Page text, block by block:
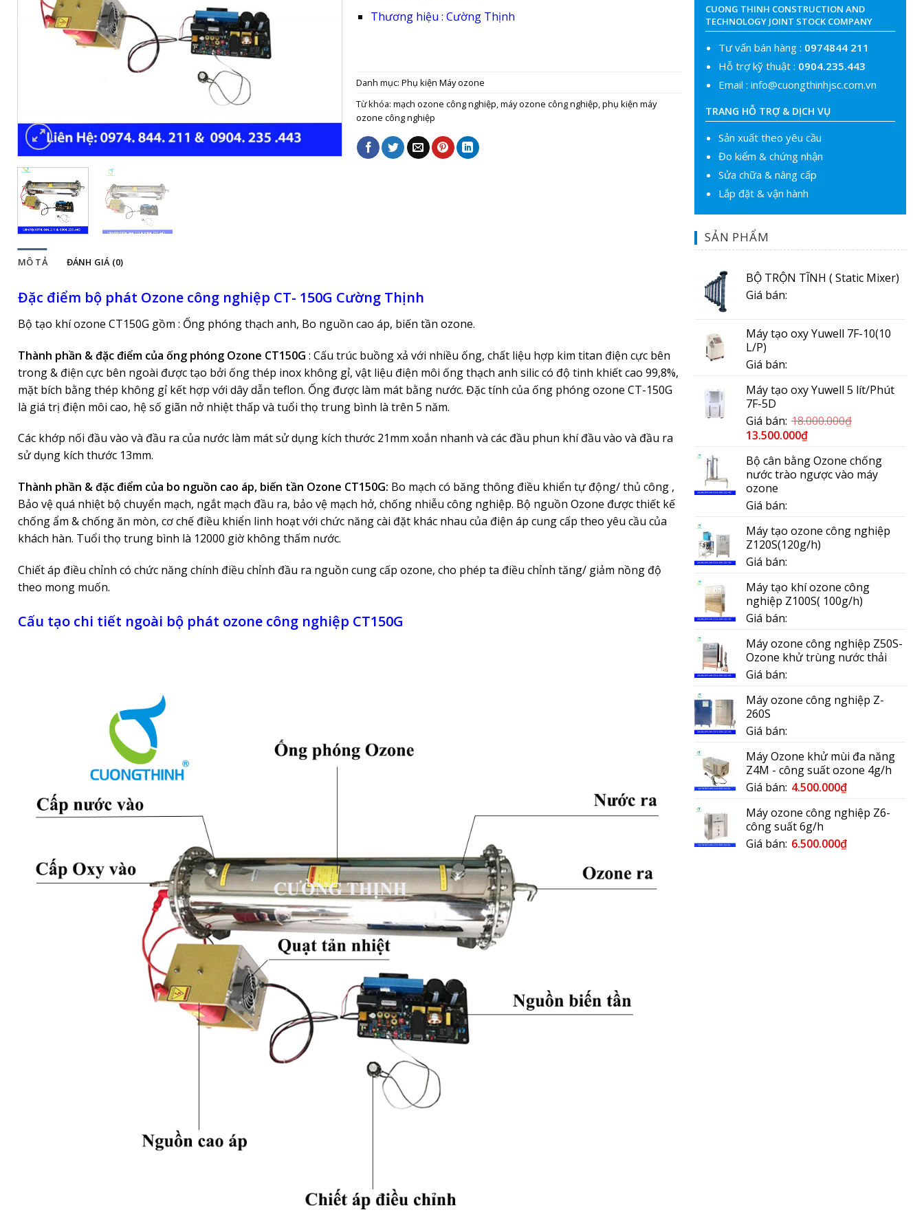
Thương hiệu : Cường Thịnh
Danh mục: Phụ kiện Máy ozone
Từ khóa: mạch ozone công nghiệp,máy ozone công nghiệp,phụ kiện máy
ozone công nghiệp
MÔ TẢ ĐÁNH GIÁ (0)
Đặc điểm bộ phát Ozone công nghiệp CT- 150G Cường Thịnh
Bộ tạo khí ozone CT150G gồm : Ống phóng thạch anh, Bo nguồn cao áp, biến tần ozone.
Thành phần & đặc điểm của ống phóng Ozone CT150G : Cấu trúc buồng xả với nhiều ống, chất liệu hợp kim titan điện cực bên
trong & điện cực bên ngoài được tạo bởi ống thép inox không gỉ, vật liệu điện môi ống thạch anh silic có độ tinh khiết cao 99,8%,
mặt bích bằng thép không gỉ kết hợp với dây dẫn teflon. Ống được làm mát bằng nước. Đặc tính của ống phóng ozone CT-150G
là giá trị điện môi cao, hệ số giãn nở nhiệt thấp và tuổi thọ trung bình là trên 5 năm.
Các khớp nối đầu vào và đầu ra của nước làm mát sử dụng kích thước 21mm xoắn nhanh và các đầu phun khí đầu vào và đầu ra
sử dụng kích thước 13mm.
Thành phần & đặc điểm của bo nguồn cao áp, biến tần Ozone CT150G: Bo mạch có băng thông điều khiển tự động/ thủ công ,
Bảo vệ quá nhiệt bộ chuyển mạch, ngắt mạch đầu ra, bảo vệ mạch hở, chống nhiễu công nghiệp. Bộ nguồn Ozone được thiết kế
chống ẩm & chống ăn mòn, cơ chế điều khiển linh hoạt với chức năng cài đặt khác nhau của điện áp cung cấp theo yêu cầu của
khách hàn. Tuổi thọ trung bình là 12000 giờ không thấm nước.
Chiết áp điều chỉnh có chức năng chính điều chỉnh đầu ra nguồn cung cấp ozone, cho phép ta điều chỉnh tăng/ giảm nồng độ
theo mong muốn.
Cấu tạo chi tiết ngoài bộ phát ozone công nghiệp CT150G
CUONG THINH CONSTRUCTION AND
TECHNOLOGY JOINT STOCK COMPANY
Tư vấn bán hàng : 0974844 211
Hỗ trợ kỹ thuật : 0904.235.443
Email :info@cuongthinhjsc.com.vn
TRANG HỖ TRỢ & DỊCH VỤ
Sản xuất theo yêu cầu
Đo kiểm & chứng nhận
Sửa chữa & nâng cấp
Lắp đặt & vận hành
SẢN PHẨM
BỘ TRỘN TĨNH ( Static Mixer)
Giá bán:
Máy tạo oxy Yuwell 7F-10(10
L/P)
Giá bán:
Máy tạo oxy Yuwell 5 lít/Phút
7F-5D
Giá bán: 18.000.000₫
13.500.000₫
Bộ cân bằng Ozone chống
nước trào ngược vào máy
ozone
Giá bán:
Máy tạo ozone công nghiệp
Z120S(120g/h)
Giá bán:
Máy tạo khí ozone công
nghiệp Z100S( 100g/h)
Giá bán:
Máy ozone công nghiệp Z50S-
Ozone khử trùng nước thải
Giá bán:
Máy ozone công nghiệp Z-
260S
Giá bán:
Máy Ozone khử mùi đa năng
Z4M - công suất ozone 4g/h
Giá bán: 4.500.000₫
Máy ozone công nghiệp Z6-
công suất 6g/h
Giá bán: 6.500.000₫